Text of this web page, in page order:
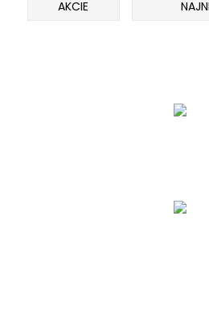
AKCIE
SUMCOVÉ A MORSKÉ PRÚTY